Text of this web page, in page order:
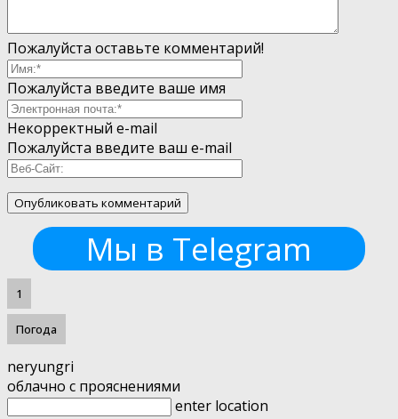
Пожалуйста оставьте комментарий!
Пожалуйста введите ваше имя
Некорректный e-mail
Пожалуйста введите ваш e-mail
Мы в Telegram
1
Погода
neryungri
облачно с прояснениями
enter location